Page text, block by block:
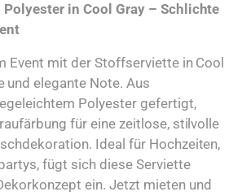
in Cool Gray – Schlichte
Event mit der Stoffserviette in Cool
und elegante Note. Aus
Polyester gefertigt,
für eine zeitlose, stilvolle
Ideal für Hochzeiten,
fügt sich diese Serviette
ein. Jetzt mieten und